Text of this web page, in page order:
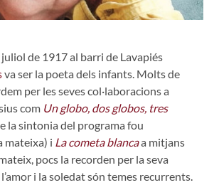
de 1917 al barri de Lavapiés
va ser la poeta dels infants. Molts de
per les seves col·laboracions a
com Un globo, dos globos, tres
la sintonia del programa fou
mateixa) i La cometa blancaa mitjans
pocs la recorden per la seva
i la soledat són temes recurrents.